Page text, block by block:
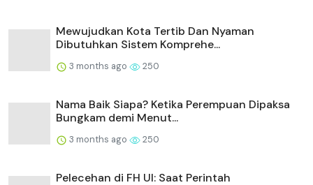
Mewujudkan Kota Tertib Dan Nyaman
Dibutuhkan Sistem Komprehe...
3 months ago 250
Nama Baik Siapa? Ketika Perempuan Dipaksa
Bungkam demi Menut...
3 months ago 250
Pelecehan di FH UI: Saat Perintah